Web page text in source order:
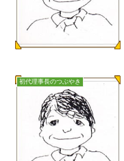
初代理事長のつぶやき